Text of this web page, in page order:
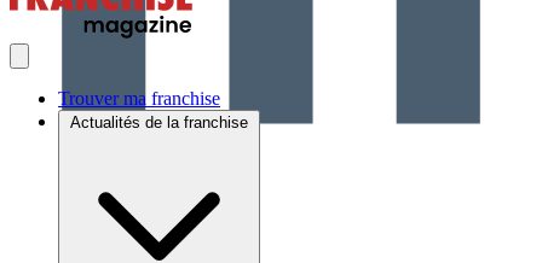
Trouver ma franchise
Actualités de la franchise